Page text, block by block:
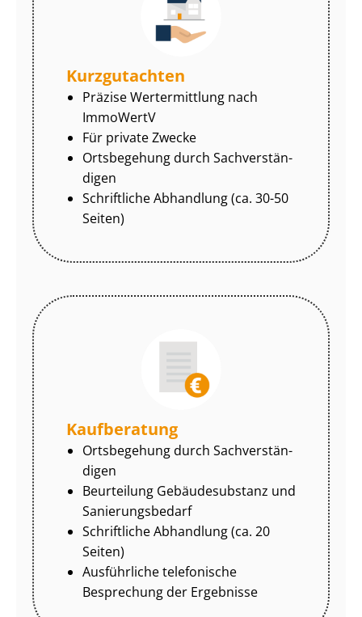
Kurzgutachten
Präzise Wertermittlung nach
ImmoWertV
Für private Zwecke
Ortsbegehung durch Sach­ver­stän­
di­gen
Schriftliche Abhandlung (ca. 30-50
Seiten)
Kaufberatung
Ortsbegehung durch Sach­ver­stän­
di­gen
Beurteilung Gebäudesubstanz und
Sa­nie­rungs­be­darf
Schriftliche Abhandlung (ca. 20
Seiten)
Ausführliche telefonische
Besprechung der Ergebnisse